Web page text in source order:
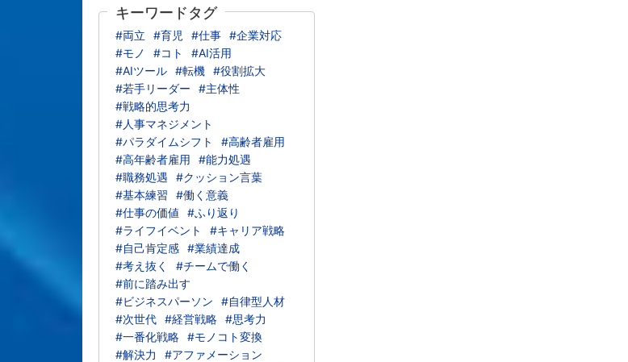
キーワードタグ
#両立 #育児 #仕事 #企業対応
#モノ
#コト
#AI活用
#AIツール #転機 #役割拡大
#若手リーダー
#主体性
#戦略的思考力
#人事マネジメント
#パラダイムシフト
#高齢者雇用
#高年齢者雇用
#能力処遇
#職務処遇
#クッション言葉
#基本練習
#働く意義
#仕事の価値
#ふり返り
#ライフイベント
#キャリア戦略
#自己肯定感 #業績達成
#考え抜く
#チームで働く
#前に踏み出す
#ビジネスパーソン
#自律型人材
#次世代 #経営戦略 #思考力
#一番化戦略 #モノコト変換
#解決力
#アファメーション